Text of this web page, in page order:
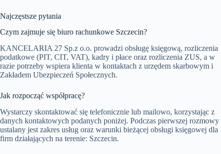
Najczęstsze pytania
Czym zajmuje się biuro rachunkowe Szczecin?
KANCELARIA 27 Sp.z o.o. prowadzi obsługę księgową, rozliczenia
podatkowe (PIT, CIT, VAT), kadry i płace oraz rozliczenia ZUS, a w
razie potrzeby wspiera klienta w kontaktach z urzędem skarbowym i
Zakładem Ubezpieczeń Społecznych.
Jak rozpocząć współpracę?
Wystarczy skontaktować się telefonicznie lub mailowo, korzystając z
danych kontaktowych podanych poniżej. Podczas pierwszej rozmowy
ustalany jest zakres usług oraz warunki bieżącej obsługi księgowej dla
firm działających na terenie: Szczecin.